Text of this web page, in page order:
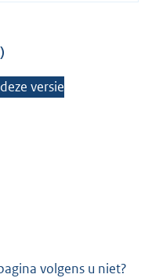
n
k
e
l
versie
volgens u niet?